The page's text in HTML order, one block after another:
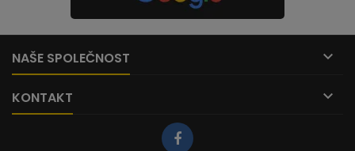
NAŠE SPOLEČNOST 
KONTAKT 